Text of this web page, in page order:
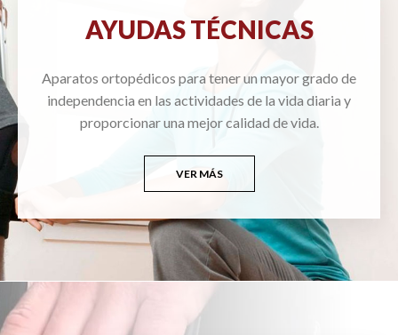
AYUDAS TÉCNICAS
Aparatos ortopédicos para tener un mayor grado de
independencia en las actividades de la vida diaria y
proporcionar una mejor calidad de vida.
VER MÁS